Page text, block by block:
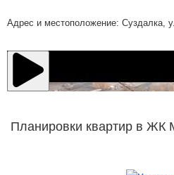
Адрес и местоположение: Суздалка,
Планировки квартир в ЖК